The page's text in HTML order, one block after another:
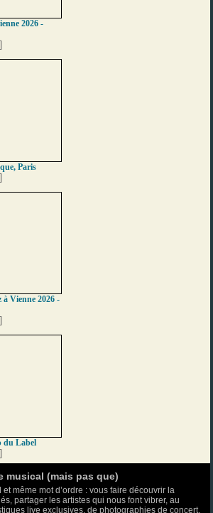
2026 -
Paris
Vienne 2026 -
du Label
musical (mais pas que)
même mot d’ordre : vous faire découvrir la
partager les artistes qui nous font vibrer, au
live exclusives, de photographies de concert,